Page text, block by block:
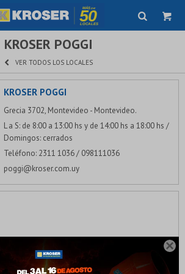

KROSER POGGI
VER TODOS LOS LOCALES
KROSER POGGI
Grecia 3702, Montevideo - Montevideo.
L a S: de 8:00 a 13:00 hs y de 14:00 hs a 18:00 hs /
Domingos: cerrados
Teléfono: 2311 1036 / 098111036
poggi@kroser.com.uy
cuotas * ¡Solo con tu cédula!
* sujeto aprobación crediticia.